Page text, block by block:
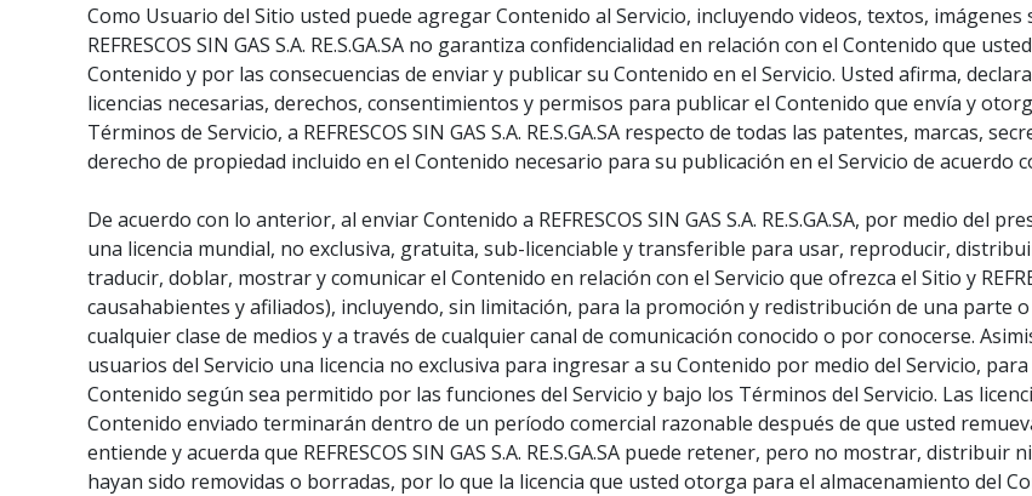
Como Usuario del Sitio usted puede agregar Contenido al Servicio, incluyendo videos, textos,
REFRESCOS SIN GAS S.A. RE.S.GA.SA no garantiza confidencialidad en relación con el Contenido que
Contenido y por las consecuencias de enviar y publicar su Contenido en el Servicio. Usted afirma,
licencias necesarias, derechos, consentimientos y permisos para publicar el Contenido que envía y
Términos de Servicio, a REFRESCOS SIN GAS S.A. RE.S.GA.SA respecto de todas las patentes, marcas,
derecho de propiedad incluido en el Contenido necesario para su publicación en el Servicio de acuerdo
De acuerdo con lo anterior, al enviar Contenido a REFRESCOS SIN GAS S.A. RE.S.GA.SA, por medio del
una licencia mundial, no exclusiva, gratuita, sub-licenciable y transferible para usar, reproducir,
traducir, doblar, mostrar y comunicar el Contenido en relación con el Servicio que ofrezca el Sitio y
causahabientes y afiliados), incluyendo, sin limitación, para la promoción y redistribución de una parte
cualquier clase de medios y a través de cualquier canal de comunicación conocido o por conocerse.
usuarios del Servicio una licencia no exclusiva para ingresar a su Contenido por medio del Servicio,
Contenido según sea permitido por las funciones del Servicio y bajo los Términos del Servicio. Las
Contenido enviado terminarán dentro de un período comercial razonable después de que usted
entiende y acuerda que REFRESCOS SIN GAS S.A. RE.S.GA.SA puede retener, pero no mostrar,
hayan sido removidas o borradas, por lo que la licencia que usted otorga para el almacenamiento del